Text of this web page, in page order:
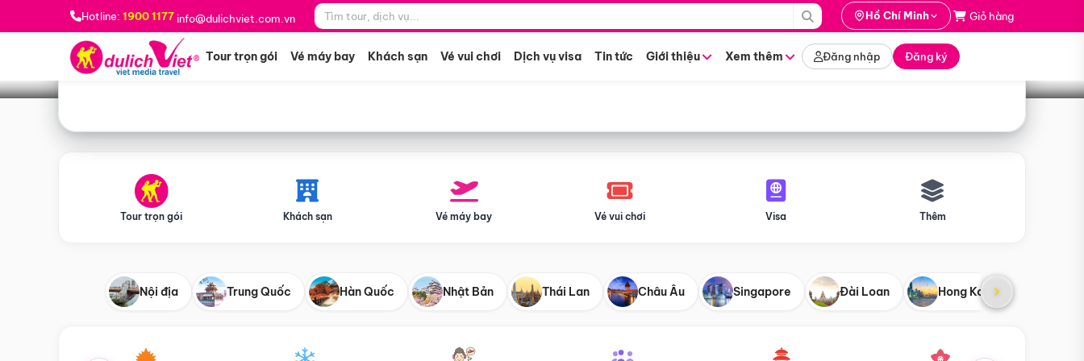
Hotline: 1900 1177 info@dulichviet.com.vn Hồ Chí Minh Giỏ hàng
Tour trọn gói Vé máy bay Khách sạn Vé vui chơi Dịch vụ visa Tin tức Giới thiệu Xem thêm Đăng nhập Đăng ký
Bạn muốn đi đâu? *
Tìm tour
Tour trọn gói Khách sạn Vé máy bay Vé vui chơi Visa Thêm
Nội địa Trung Quốc Hàn Quốc Nhật Bản Thái Lan Châu Âu Singapore Đài Loan Hong Kong